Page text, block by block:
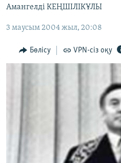
to
АРНАЙЫ ЖОБАЛАР
Басқа тілдерде
Амангелді КЕҢШІЛІКҰЛЫ
3 маусым 2004 жыл, 20:08
Бөлісу VPN-сіз оқу